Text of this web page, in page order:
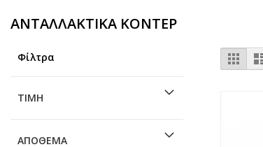
ΑΝΤΑΛΛΑΚΤΙΚΆ ΚΟΝΤΈΡ
ως
Φίλτρα
ΤΙΜΉ
ΑΠΌΘΕΜΑ